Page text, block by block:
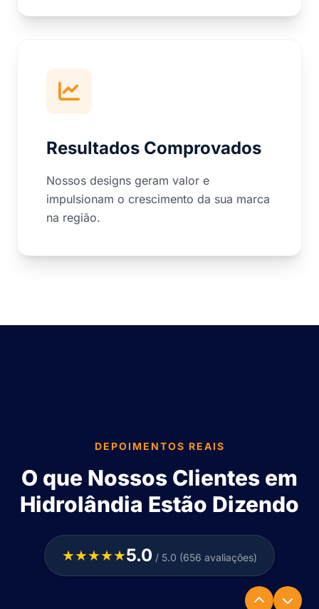
Resultados Comprovados
Nossos designs geram valor e
impulsionam o crescimento da sua marca
na região.
DEPOIMENTOS REAIS
O que Nossos Clientes em
Hidrolândia Estão Dizendo
★★★★★5.0 / 5.0 (656 avaliações)